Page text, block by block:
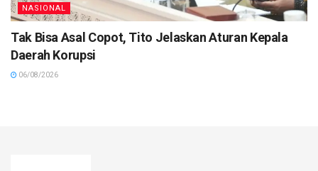
NASIONAL
Tak Bisa Asal Copot, Tito Jelaskan Aturan Kepala
Daerah Korupsi
06/08/2026